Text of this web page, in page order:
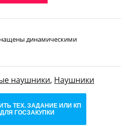
динамическими
наушники, Наушники
ТЕХ. ЗАДАНИЕ ИЛИ КП
ДЛЯ ГОСЗАКУПКИ